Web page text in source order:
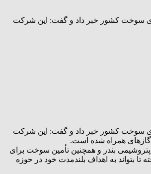
سوخت کشور خبر داد و گفت: این شرکت
سوخت کشور خبر داد و گفت: این شرکت
گازهای همراه شده است.
بندر و همچنین تأمین سوخت برای
بتواند به اهداف بلندمدت خود در حوزه